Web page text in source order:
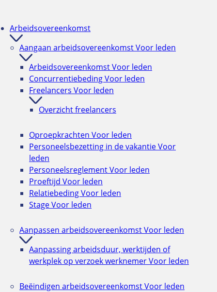
Arbeidsovereenkomst
Aangaan arbeidsovereenkomstVoor leden
ArbeidsovereenkomstVoor leden
ConcurrentiebedingVoor leden
Freelancers Voor leden
Overzicht freelancers
Oproepkrachten Voor leden
Personeelsbezetting in de vakantieVoor
leden
PersoneelsreglementVoor leden
Proeftijd Voor leden
RelatiebedingVoor leden
StageVoor leden
Aanpassen arbeidsovereenkomstVoor leden
Aanpassing arbeidsduur, werktijden of
werkplek op verzoek werknemerVoor leden
Beëindigen arbeidsovereenkomstVoor leden